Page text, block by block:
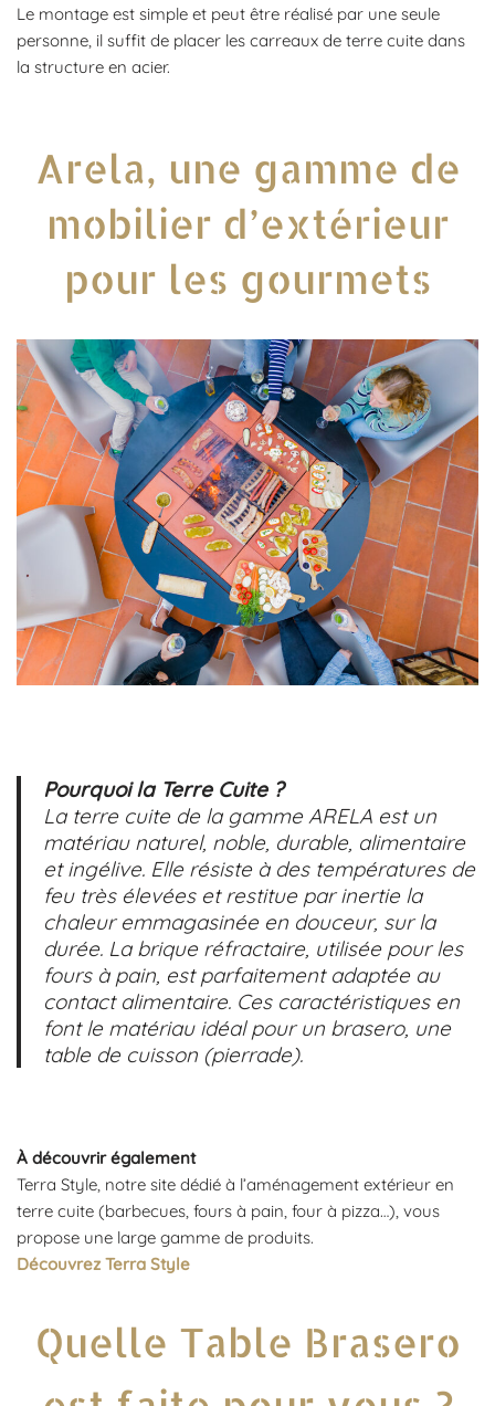
Le montage est simple et peut être réalisé par une seule
personne, il suffit de placer les carreaux de terre cuite dans
la structure en acier.
Arela, une gamme de
mobilier d’extérieur
pour les gourmets
Pourquoi la Terre Cuite ?
La terre cuite de la gamme ARELA est un
matériau naturel, noble, durable, alimentaire
et ingélive. Elle résiste à des températures de
feu très élevées et restitue par inertie la
chaleur emmagasinée en douceur, sur la
durée. La brique réfractaire, utilisée pour les
fours à pain, est parfaitement adaptée au
contact alimentaire. Ces caractéristiques en
font le matériau idéal pour un brasero, une
table de cuisson (pierrade).
À découvrir également
Terra Style, notre site dédié à l’aménagement extérieur en
terre cuite (barbecues, fours à pain, four à pizza…), vous
propose une large gamme de produits.
Découvrez Terra Style
Quelle Table Brasero